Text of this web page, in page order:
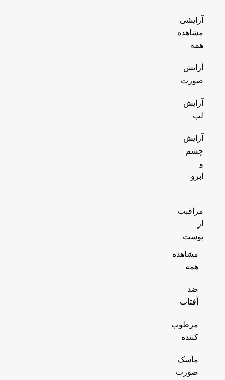
آرایشی
مشاهده
همه
آرایش
صورت
آرایش
لب
آرایش
چشم
و
ابرو
مراقبت
از
پوست
مشاهده
همه
ضد
آفتاب
مرطوب
کننده
ماسک
صورت